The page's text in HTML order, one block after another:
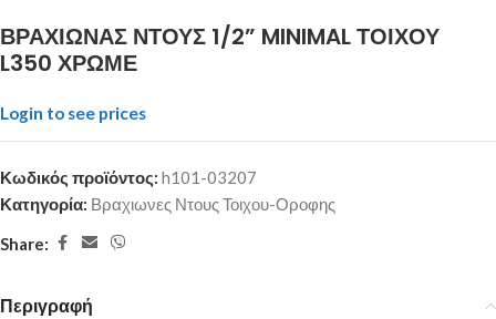
ΒΡΑΧΙΩΝΑΣ ΝΤΟΥΣ 1/2” MINIMAL ΤΟΙΧΟΥ
L350 ΧΡΩΜΕ
Login to see prices
Κωδικός προϊόντος: h101-03207
Κατηγορία: Βραχιωνες Ντους Τοιχου-Οροφης
Share:
Περιγραφή